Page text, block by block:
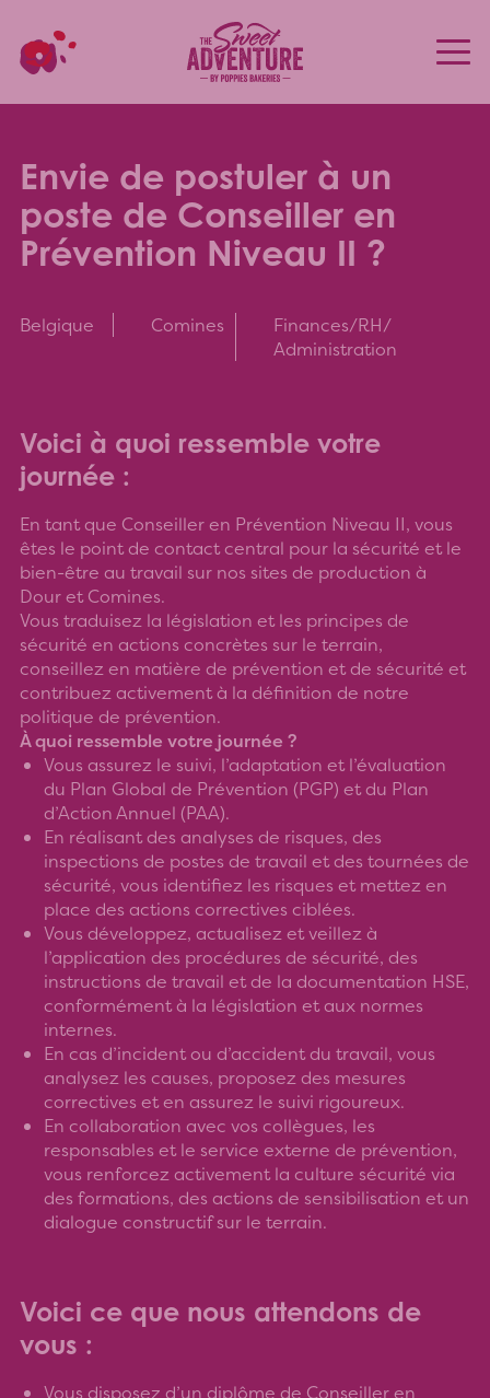
Envie de postuler à un
poste de Conseiller en
Prévention Niveau II ?
Belgique Comines
Finances/RH/
Administration
Voici à quoi ressemble votre
journée :
En tant que Conseiller en Prévention Niveau II, vous
êtes le point de contact central pour la sécurité et le
bien-être au travail sur nos sites de production à
Dour et Comines.
Vous traduisez la législation et les principes de
sécurité en actions concrètes sur le terrain,
conseillez en matière de prévention et de sécurité et
contribuez activement à la définition de notre
politique de prévention.
À quoi ressemble votre journée ?
Vous assurez le suivi, l’adaptation et l’évaluation
du Plan Global de Prévention (PGP) et du Plan
d’Action Annuel (PAA).
En réalisant des analyses de risques, des
inspections de postes de travail et des tournées de
sécurité, vous identifiez les risques et mettez en
place des actions correctives ciblées.
Vous développez, actualisez et veillez à
l’application des procédures de sécurité, des
instructions de travail et de la documentation HSE,
conformément à la législation et aux normes
internes.
En cas d’incident ou d’accident du travail, vous
analysez les causes, proposez des mesures
correctives et en assurez le suivi rigoureux.
En collaboration avec vos collègues, les
responsables et le service externe de prévention,
vous renforcez activement la culture sécurité via
des formations, des actions de sensibilisation et un
dialogue constructif sur le terrain.
Voici ce que nous attendons de
vous :
Vous disposez d’un diplôme de Conseiller en